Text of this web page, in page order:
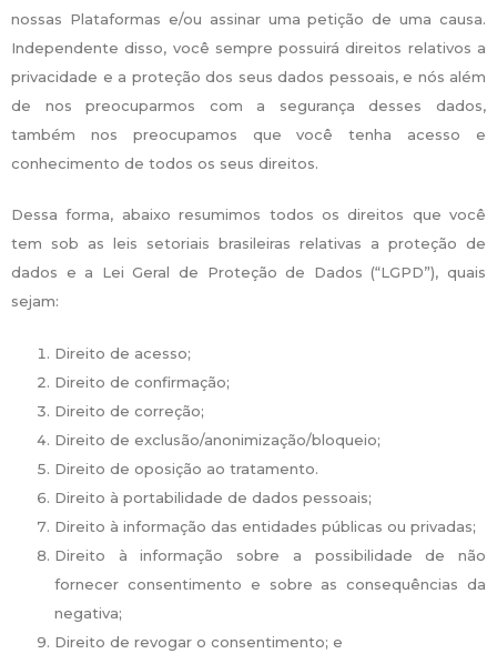
nossas Plataformas e/ou assinar uma petição de uma causa.
Independente disso, você sempre possuirá direitos relativos a
privacidade e a proteção dos seus dados pessoais, e nós além
de nos preocuparmos com a segurança desses dados,
também nos preocupamos que você tenha acesso e
conhecimento de todos os seus direitos.
Dessa forma, abaixo resumimos todos os direitos que você
tem sob as leis setoriais brasileiras relativas a proteção de
dados e a Lei Geral de Proteção de Dados (“LGPD”), quais
sejam:
Direito de acesso;
Direito de confirmação;
Direito de correção;
Direito de exclusão/anonimização/bloqueio;
Direito de oposição ao tratamento.
Direito à portabilidade de dados pessoais;
Direito à informação das entidades públicas ou privadas;
Direito à informação sobre a possibilidade de não
fornecer consentimento e sobre as consequências da
negativa;
Direito de revogar o consentimento; e